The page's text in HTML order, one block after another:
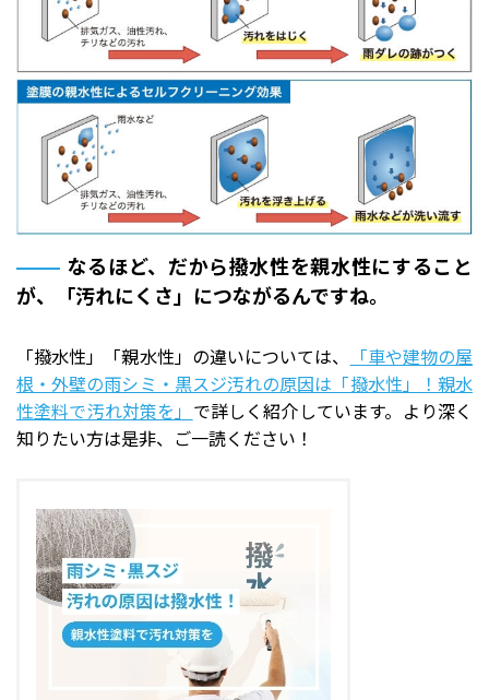
なるほど、だから撥水性を親水性にすること
が、「汚れにくさ」につながるんですね。
「撥水性」「親水性」の違いについては、
「車や建物の屋
根・外壁の雨シミ・黒スジ汚れの原因は「撥水性」！親水
性塗料で汚れ対策を」 で詳しく紹介しています。より深く
知りたい方は是非、ご一読ください！